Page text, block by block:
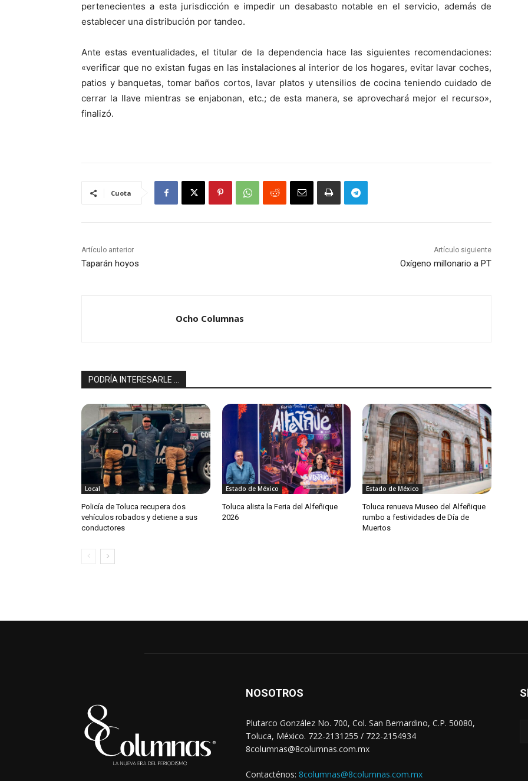
pertenecientes a esta jurisdicción e impedir un desabasto notable en el servicio, además de
establecer una distribución por tandeo.
Ante estas eventualidades, el titular de la dependencia hace las siguientes recomendaciones:
«verificar que no existan fugas en las instalaciones al interior de los hogares, evitar lavar coches,
patios y banquetas, tomar baños cortos, lavar platos y utensilios de cocina teniendo cuidado de
cerrar la llave mientras se enjabonan, etc.; de esta manera, se aprovechará mejor el recurso»,
finalizó.
Cuota
Artículo anterior
Taparán hoyos
Artículo siguiente
Oxígeno millonario a PT
Ocho Columnas
PODRÍA INTERESARLE ...
Local
Policía de Toluca recupera dos
vehículos robados y detiene a sus
conductores
Estado de México
Toluca alista la Feria del Alfeñique
2026
Estado de México
Toluca renueva Museo del Alfeñique
rumbo a festividades de Día de
Muertos
NOSOTROS
Plutarco González No. 700, Col. San Bernardino, C.P. 50080,
Toluca, México. 722-2131255 / 722-2154934
8columnas@8columnas.com.mx
Contacténos: 8columnas@8columnas.com.mx